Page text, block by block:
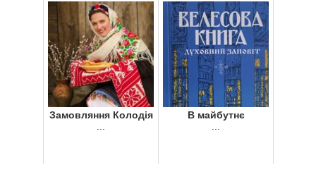
Замовляння Колодія
В майбутнє